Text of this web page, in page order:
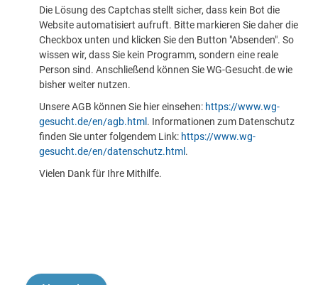
Die Lösung des Captchas stellt sicher, dass kein Bot die
Website automatisiert aufruft. Bitte markieren Sie daher die
Checkbox unten und klicken Sie den Button "Absenden". So
wissen wir, dass Sie kein Programm, sondern eine reale
Person sind. Anschließend können Sie WG-Gesucht.de wie
bisher weiter nutzen.
Unsere AGB können Sie hier einsehen: https://www.wg-
gesucht.de/en/agb.html . Informationen zum Datenschutz
finden Sie unter folgendem Link: https://www.wg-
gesucht.de/en/datenschutz.html .
Vielen Dank für Ihre Mithilfe.